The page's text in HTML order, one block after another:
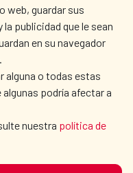
web, guardar sus
publicidad que le sean
en su navegador
alguna o todas estas
podría afectar a
nuestra política de